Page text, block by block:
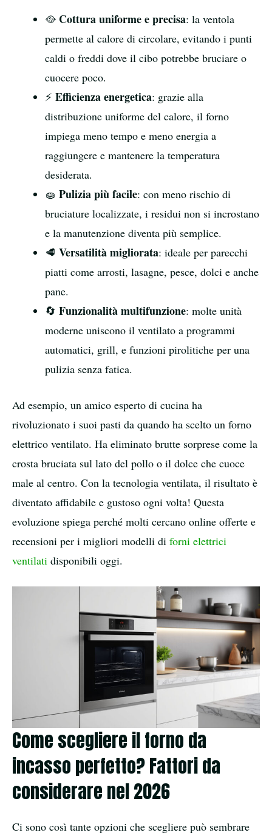
🥘 Cottura uniforme e precisa: la ventola
permette al calore di circolare, evitando i punti
caldi o freddi dove il cibo potrebbe bruciare o
cuocere poco.
⚡ Efficienza energetica: grazie alla
distribuzione uniforme del calore, il forno
impiega meno tempo e meno energia a
raggiungere e mantenere la temperatura
desiderata.
🧽 Pulizia più facile: con meno rischio di
bruciature localizzate, i residui non si incrostano
e la manutenzione diventa più semplice.
🥩 Versatilità migliorata: ideale per parecchi
piatti come arrosti, lasagne, pesce, dolci e anche
pane.
🔄 Funzionalità multifunzione: molte unità
moderne uniscono il ventilato a programmi
automatici, grill, e funzioni pirolitiche per una
pulizia senza fatica.
Ad esempio, un amico esperto di cucina ha
rivoluzionato i suoi pasti da quando ha scelto un forno
elettrico ventilato. Ha eliminato brutte sorprese come la
crosta bruciata sul lato del pollo o il dolce che cuoce
male al centro. Con la tecnologia ventilata, il risultato è
diventato affidabile e gustoso ogni volta! Questa
evoluzione spiega perché molti cercano online offerte e
recensioni per i migliori modelli di forni elettrici
ventilati disponibili oggi.
Come scegliere il forno da
incasso perfetto? Fattori da
considerare nel 2026
Ci sono così tante opzioni che scegliere può sembrare